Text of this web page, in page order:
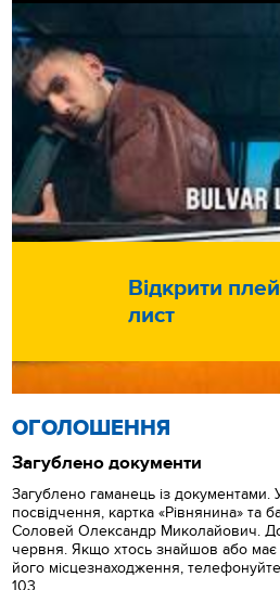
Відкрити
лист
ОГОЛОШЕННЯ
Загублено документи
Загублено гаманець із документами.
посвідчення, картка «Рівнянина» та
Соловей Олександр Миколайович.
червня. Якщо хтось знайшов або
його місцезнаходження,